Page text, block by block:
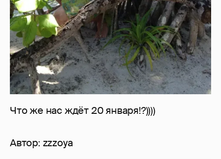
Что же нас ждёт 20 января!?))))
Автор: zzzoya